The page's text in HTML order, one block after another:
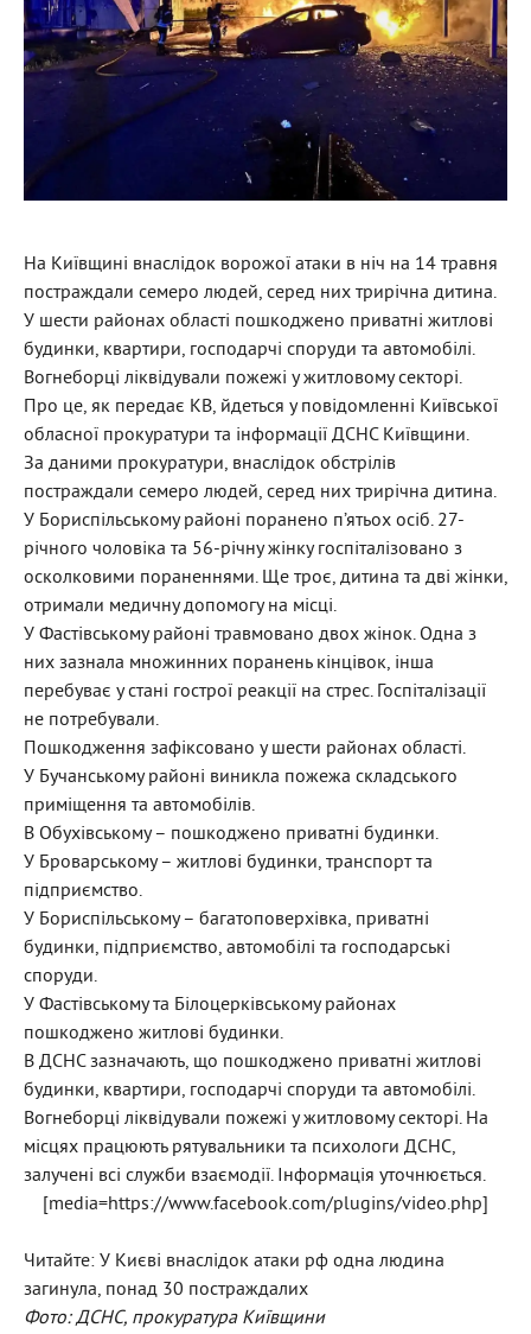
На Київщині внаслідок ворожої атаки в ніч на 14 травня
постраждали семеро людей, серед них трирічна дитина.
У шести районах області пошкоджено приватні житлові
будинки, квартири, господарчі споруди та автомобілі.
Вогнеборці ліквідували пожежі у житловому секторі.
Про це, як передає КВ, йдеться у повідомленні Київської
обласної прокуратури та інформації ДСНС Київщини.
За даними прокуратури, внаслідок обстрілів
постраждали семеро людей, серед них трирічна дитина.
У Бориспільському районі поранено п’ятьох осіб. 27-
річного чоловіка та 56-річну жінку госпіталізовано з
осколковими пораненнями. Ще троє, дитина та дві жінки,
отримали медичну допомогу на місці.
У Фастівському районі травмовано двох жінок. Одна з
них зазнала множинних поранень кінцівок, інша
перебуває у стані гострої реакції на стрес. Госпіталізації
не потребували.
Пошкодження зафіксовано у шести районах області.
У Бучанському районі виникла пожежа складського
приміщення та автомобілів.
В Обухівському – пошкоджено приватні будинки.
У Броварському – житлові будинки, транспорт та
підприємство.
У Бориспільському – багатоповерхівка, приватні
будинки, підприємство, автомобілі та господарські
споруди.
У Фастівському та Білоцерківському районах
пошкоджено житлові будинки.
В ДСНС зазначають, що пошкоджено приватні житлові
будинки, квартири, господарчі споруди та автомобілі.
Вогнеборці ліквідували пожежі у житловому секторі. На
місцях працюють рятувальники та психологи ДСНС,
залучені всі служби взаємодії. Інформація уточнюється.
[media=https://www.facebook.com/plugins/video.php]
Читайте: У Києві внаслідок атаки рф одна людина
загинула, понад 30 постраждалих
Фото: ДСНС, прокуратура Київщини